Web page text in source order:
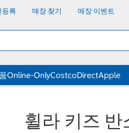
등록 매장 찾기 매장 이벤트
Online-OnlyCostcoDirectApple
휠라 키즈 반